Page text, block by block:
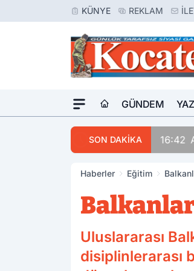
KÜNYE REKLAM
GÜNDEM
SON DAKİKA 16:42
Haberler Eğitim
Uluslararası
disiplinlerarası